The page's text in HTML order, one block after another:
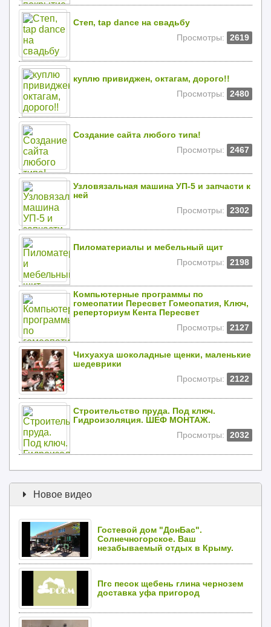
Степ, tap dance на свадьбу
Просмотры:
2619
куплю привиджен, октагам, дорого!!
Просмотры:
2480
Создание сайта любого типа!
Просмотры:
2467
Узловязальная машина УП-5 и запчасти к
ней
Просмотры:
2302
Пиломатериалы и мебельный щит
Просмотры:
2198
Компьютерные программы по
гомеопатии Пересвет Гомеопатия, Ключ,
реперториум Кента Пересвет
Просмотры:
2127
Чихуахуа шоколадные щенки, маленькие
шедеврики
Просмотры:
2122
Строительство пруда. Под ключ.
Гидроизоляция. ШЕФ МОНТАЖ.
Просмотры:
2032
Новое видео
Гостевой дом "ДонБас".
Солнечногорское. Ваш
незабываемый отдых в Крыму.
Пгс песок щебень глина чернозем
доставка уфа пригород